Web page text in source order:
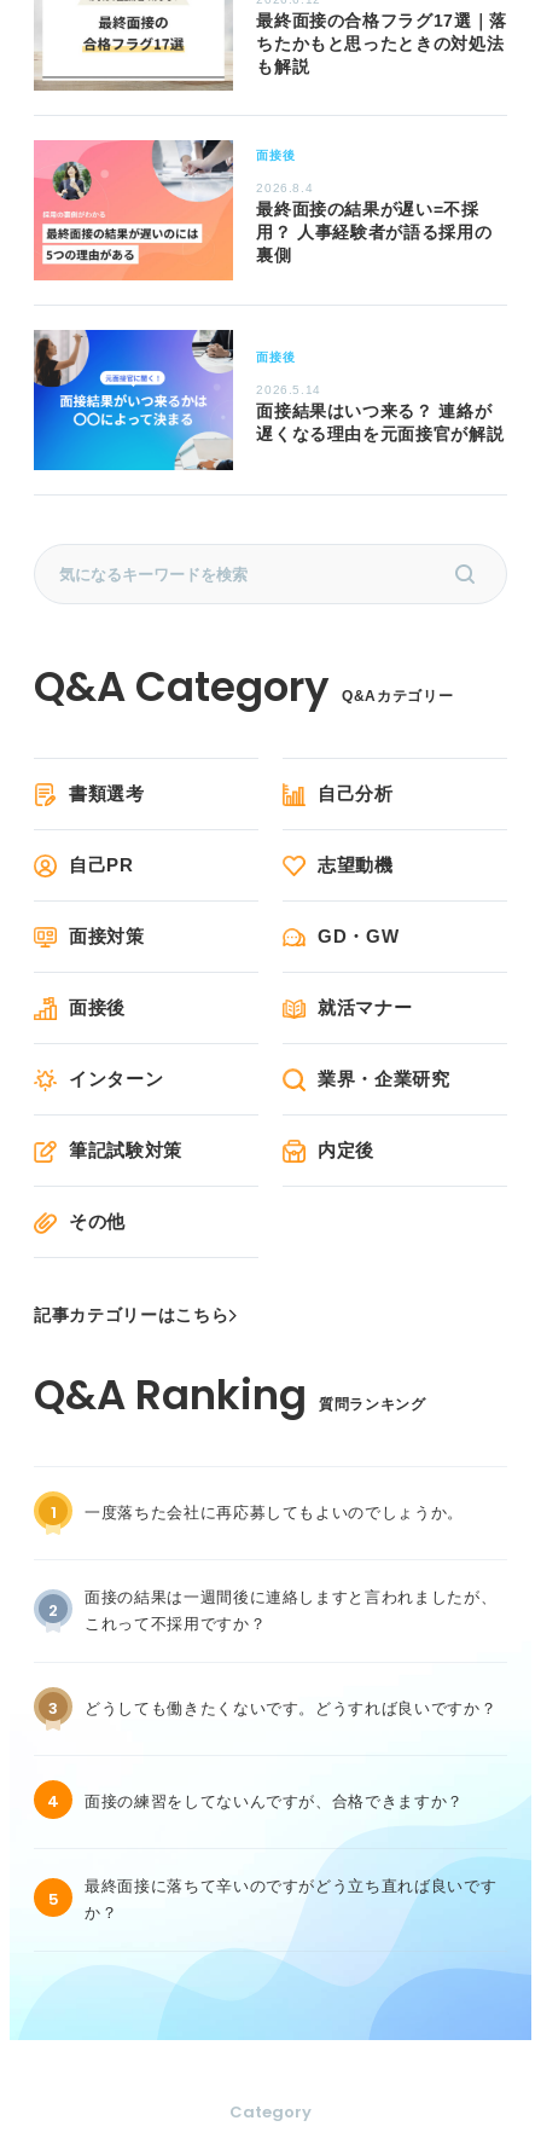
最終面接の合格フラグ17選｜落
ちたかもと思ったときの対処法
も解説
面接後
2026.8.4
最終面接の結果が遅い=不採
用？ 人事経験者が語る採用の
裏側
面接後
2026.5.14
面接結果はいつ来る？ 連絡が
遅くなる理由を元面接官が解説
Q&Aカテゴリー
書類選考 自己分析
自己PR 志望動機
面接対策 GD・GW
面接後 就活マナー
インターン 業界・企業研究
筆記試験対策 内定後
その他
記事カテゴリーはこちら
質問ランキング
1 一度落ちた会社に再応募してもよいのでしょうか。
2
面接の結果は一週間後に連絡しますと言われましたが、
これって不採用ですか？
3 どうしても働きたくないです。どうすれば良いですか？
4 面接の練習をしてないんですが、合格できますか？
5
最終面接に落ちて辛いのですがどう立ち直れば良いです
か？
Category